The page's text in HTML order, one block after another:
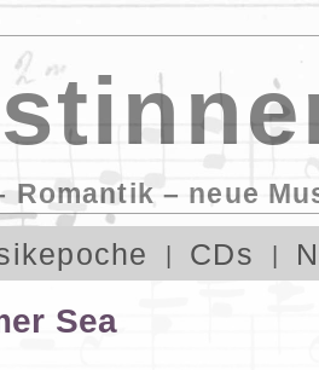
– neue
CDs
Sea